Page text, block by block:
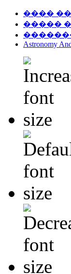
����
�����
Astronomy